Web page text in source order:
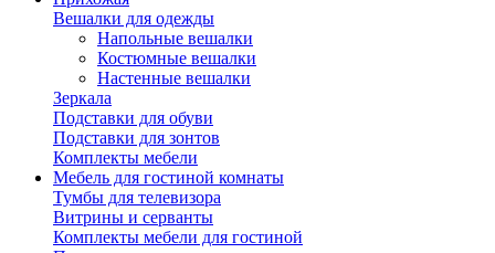
Вешалки для одежды
Напольные вешалки
Костюмные вешалки
Настенные вешалки
Зеркала
Подставки для обуви
Подставки для зонтов
Комплекты мебели
Мебель для гостиной комнаты
Тумбы для телевизора
Витрины и серванты
Комплекты мебели для гостиной